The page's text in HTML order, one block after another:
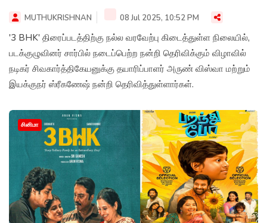
MUTHUKRISHNAN 08 Jul 2025, 10:52 PM
'3 BHK' திரைப்படத்திற்கு நல்ல வரவேற்பு கிடைத்துள்ள நிலையில்,
படக்குழுவினர் சார்பில் நடைப்பெற்ற நன்றி தெரிவிக்கும் விழாவில்
நடிகர் சிவகார்த்திகேயனுக்கு தயாரிப்பாளர் அருண் விஸ்வா மற்றும்
இயக்குநர் ஸ்ரீகணேஷ் நன்றி தெரிவித்துள்ளார்கள்.
சினிமா